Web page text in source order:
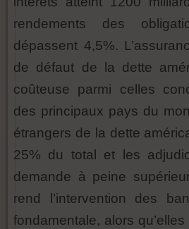
rendements des
dépassent 4,5%.
de défaut de la dette
coûteuse parmi celles
des principaux pays du
étrangers de la dette
25% du total et les
demande à peine
rend l’intervention des
fondamentale, alors